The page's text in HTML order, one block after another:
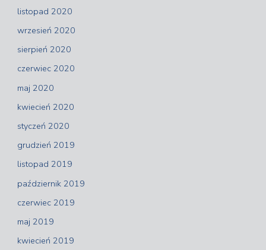
listopad 2020
wrzesień 2020
sierpień 2020
czerwiec 2020
maj 2020
kwiecień 2020
styczeń 2020
grudzień 2019
listopad 2019
październik 2019
czerwiec 2019
maj 2019
kwiecień 2019